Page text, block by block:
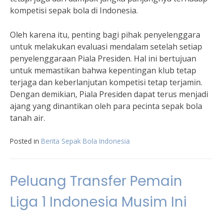
kompetisi sepak bola di Indonesia.
Oleh karena itu, penting bagi pihak penyelenggara
untuk melakukan evaluasi mendalam setelah setiap
penyelenggaraan Piala Presiden. Hal ini bertujuan
untuk memastikan bahwa kepentingan klub tetap
terjaga dan keberlanjutan kompetisi tetap terjamin.
Dengan demikian, Piala Presiden dapat terus menjadi
ajang yang dinantikan oleh para pecinta sepak bola
tanah air.
Posted in Berita Sepak Bola Indonesia
Peluang Transfer Pemain
Liga 1 Indonesia Musim Ini